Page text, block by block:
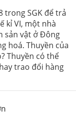
trong SGK để trả
kỉ VI, một nhà
sản vật ở Đông
hoá. Thuyền của
Thuyền có thể
trao đổi hàng